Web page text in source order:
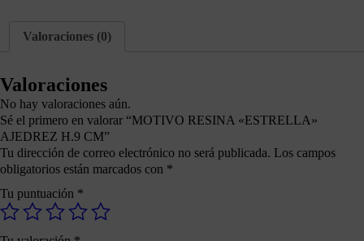
Valoraciones (0)
Valoraciones
No hay valoraciones aún.
Sé el primero en valorar “MOTIVO RESINA «ESTRELLA»
AJEDREZ H.9 CM”
Tu dirección de correo electrónico no será publicada. Los campos
obligatorios están marcados con *
Tu puntuación *